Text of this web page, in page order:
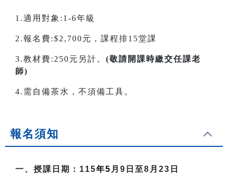
1.適用對象:1-6年級
2.報名費:$2,700元，課程排15堂課
3.教材費:250元另計。 (敬請開課時繳交任課老
師)
4.需自備茶水，不須備工具。
報名須知
一、授課日期： 115年5 月9日至8月23日